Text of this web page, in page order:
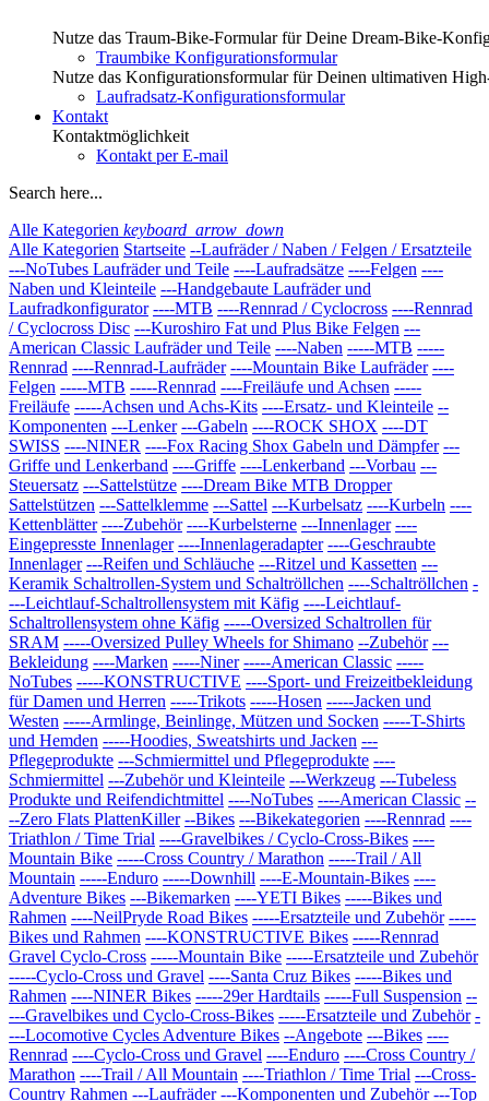
Nutze das Traum-Bike-Formular für Deine Dream-Bike-
Traumbike Konfigurationsformular
Nutze das Konfigurationsformular für Deinen ultimativen
Laufradsatz-Konfigurationsformular
Kontakt
Kontaktmöglichkeit
Kontakt per E-mail
Search here...
Alle Kategorien keyboard_arrow_down
Alle Kategorien Startseite --Laufräder / Naben / Felgen / Ersatzteile
---NoTubes Laufräder und Teile ----Laufradsätze ----Felgen ----
Naben und Kleinteile ---Handgebaute Laufräder und
Laufradkonfigurator ----MTB ----Rennrad / Cyclocross ----Rennrad
/ Cyclocross Disc ---Kuroshiro Fat und Plus Bike Felgen ---
American Classic Laufräder und Teile ----Naben -----MTB -----
Rennrad ----Rennrad-Laufräder ----Mountain Bike Laufräder ----
Felgen -----MTB -----Rennrad ----Freiläufe und Achsen -----
Freiläufe -----Achsen und Achs-Kits ----Ersatz- und Kleinteile --
Komponenten ---Lenker ---Gabeln ----ROCK SHOX ----DT
SWISS ----NINER ----Fox Racing Shox Gabeln und Dämpfer ---
Griffe und Lenkerband ----Griffe ----Lenkerband ---Vorbau ---
Steuersatz ---Sattelstütze ----Dream Bike MTB Dropper
Sattelstützen ---Sattelklemme ---Sattel ---Kurbelsatz ----Kurbeln ----
Kettenblätter ----Zubehör ----Kurbelsterne ---Innenlager ----
Eingepresste Innenlager ----Innenlageradapter ----Geschraubte
Innenlager ---Reifen und Schläuche ---Ritzel und Kassetten ---
Keramik Schaltrollen-System und Schaltröllchen ----Schaltröllchen -
---Leichtlauf-Schaltrollensystem mit Käfig ----Leichtlauf-
Schaltrollensystem ohne Käfig -----Oversized Schaltrollen für
SRAM -----Oversized Pulley Wheels for Shimano --Zubehör ---
Bekleidung ----Marken -----Niner -----American Classic -----
NoTubes -----KONSTRUCTIVE ----Sport- und Freizeitbekleidung
für Damen und Herren -----Trikots -----Hosen -----Jacken und
Westen -----Armlinge, Beinlinge, Mützen und Socken -----T-Shirts
und Hemden -----Hoodies, Sweatshirts und Jacken ---
Pflegeprodukte ---Schmiermittel und Pflegeprodukte ----
Schmiermittel ---Zubehör und Kleinteile ---Werkzeug ---Tubeless
Produkte und Reifendichtmittel ----NoTubes ----American Classic --
--Zero Flats PlattenKiller --Bikes ---Bikekategorien ----Rennrad ----
Triathlon / Time Trial ----Gravelbikes / Cyclo-Cross-Bikes ----
Mountain Bike -----Cross Country / Marathon -----Trail / All
Mountain -----Enduro -----Downhill ----E-Mountain-Bikes ----
Adventure Bikes ---Bikemarken ----YETI Bikes -----Bikes und
Rahmen ----NeilPryde Road Bikes -----Ersatzteile und Zubehör -----
Bikes und Rahmen ----KONSTRUCTIVE Bikes -----Rennrad
Gravel Cyclo-Cross -----Mountain Bike -----Ersatzteile und Zubehör
-----Cyclo-Cross und Gravel ----Santa Cruz Bikes -----Bikes und
Rahmen ----NINER Bikes -----29er Hardtails -----Full Suspension --
---Gravelbikes und Cyclo-Cross-Bikes -----Ersatzteile und Zubehör -
---Locomotive Cycles Adventure Bikes --Angebote ---Bikes ----
Rennrad ----Cyclo-Cross und Gravel ----Enduro ----Cross Country /
Marathon ----Trail / All Mountain ----Triathlon / Time Trial ---Cross-
Country Rahmen ---Laufräder ---Komponenten und Zubehör ---Top